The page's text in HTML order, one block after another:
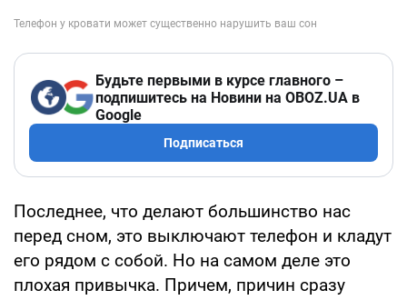
Будьте первыми в курсе главного –
подпишитесь на Новини на OBOZ.UA в
Google
Подписаться
Последнее, что делают большинство нас
перед сном, это выключают телефон и кладут
его рядом с собой. Но на самом деле это
плохая привычка. Причем, причин сразу